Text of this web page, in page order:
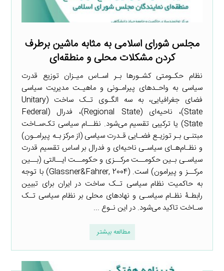
مجلس شورای اسلامی به مثابه ماشین برطرف
کردن مشکلات محلی و منطقه‌ای
نظام حکـومتی کشـورها بـر اسـاس میـزان توزیع قدرت
سیاسی به واحـدهای پیرامـونی و ماهیـت مدیریت سیاسی
فضای جغرافیایی، به سه الگـوی تـک ساخت (Unitary
State)، ناحیه‌ای (Regional State)، فدرال (Federal
State) یا ترکیبی تقسیم می‌شود. نظــام سیاسی تک‌سـاخت
مبتنـی بـر توزیـع فضـایی قـدرت سیاسی (از مرکز بـه پیرامـون)
و نظـام‌هـای سیاسـی ناحیه‌ای و فدرال بر اساس تقسیم قدرت
سیاسـی بـین حکومــت مرکــزی و حکومــت ایــالتی (بــین
مرکــز و پیرامون) است. (Glassner&Fahrer, 2004) با توجه
به حاکمیت نظام سیاسی تـک ساخت در ایران برای تبیین
رابطـۀ نظـام سیاسـی و نهادهای محلی بر نظام سیاسی تـک
سـاخت تاکید می‌شود. در این نـوع ...
مطالعه بیشتر